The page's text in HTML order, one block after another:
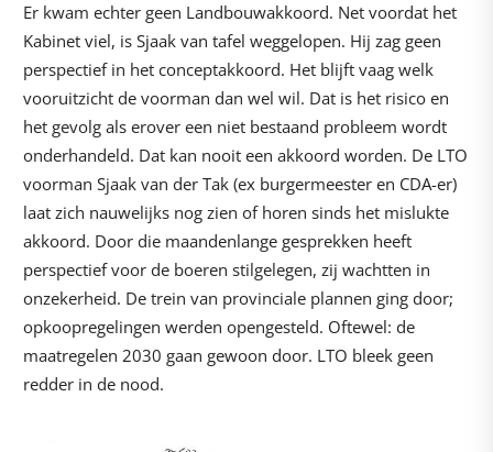
Er kwam echter geen Landbouwakkoord. Net voordat het
Kabinet viel, is Sjaak van tafel weggelopen. Hij zag geen
perspectief in het conceptakkoord. Het blijft vaag welk
vooruitzicht de voorman dan wel wil. Dat is het risico en
het gevolg als erover een niet bestaand probleem wordt
onderhandeld. Dat kan nooit een akkoord worden. De LTO
voorman Sjaak van der Tak (ex burgermeester en CDA-er)
laat zich nauwelijks nog zien of horen sinds het mislukte
akkoord. Door die maandenlange gesprekken heeft
perspectief voor de boeren stilgelegen, zij wachtten in
onzekerheid. De trein van provinciale plannen ging door;
opkoopregelingen werden opengesteld. Oftewel: de
maatregelen 2030 gaan gewoon door. LTO bleek geen
redder in de nood.